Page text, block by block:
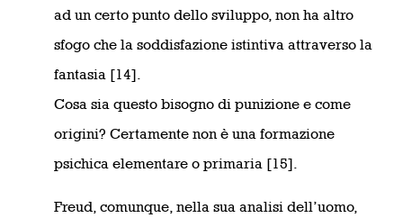
ad un certo punto dello sviluppo, non ha altro
sfogo che la soddisfazione istintiva attraverso la
fantasia [14].
Cosa sia questo bisogno di punizione e come
origini? Certamente non è una formazione
psichica elementare o primaria [15].
Freud, comunque, nella sua analisi dell’uomo,